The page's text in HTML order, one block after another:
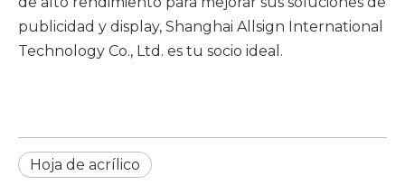
publicidad y display, Shanghai Allsign International
Technology Co., Ltd. es tu socio ideal.
Hoja de acrílico